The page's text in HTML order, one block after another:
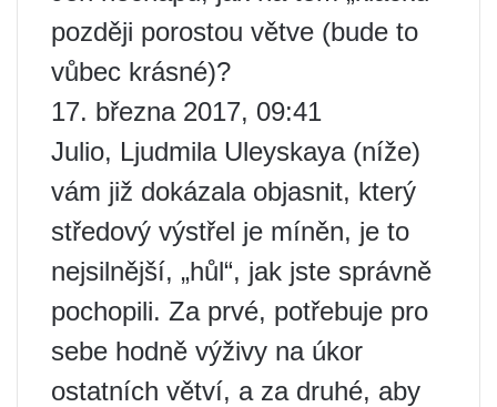
později porostou větve (bude to
vůbec krásné)?
17. března 2017, 09:41
Julio, Ljudmila Uleyskaya (níže)
vám již dokázala objasnit, který
středový výstřel je míněn, je to
nejsilnější, „hůl“, jak jste správně
pochopili. Za prvé, potřebuje pro
sebe hodně výživy na úkor
ostatních větví, a za druhé, aby